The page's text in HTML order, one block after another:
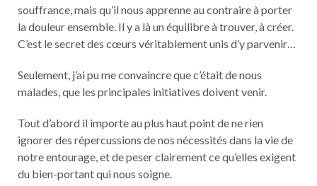
souffrance, mais qu’il nous apprenne au contraire à porter
la douleur ensemble. Il y a là un équilibre à trouver, à créer.
C’est le secret des cœurs véritablement unis d’y parvenir…
Seulement, j’ai pu me convaincre que c’était de nous
malades, que les principales initiatives doivent venir.
Tout d’abord il importe au plus haut point de ne rien
ignorer des répercussions de nos nécessités dans la vie de
notre entourage, et de peser clairement ce qu’elles exigent
du bien-portant qui nous soigne.